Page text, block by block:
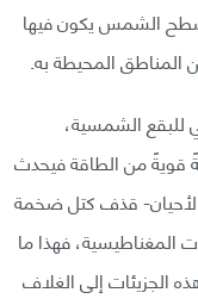
الشمس يكون فيها
المحيطة به.
للبقع الشمسية،
قويةً من الطاقة فيحدث
قذف كتل ضخمة
المغناطيسية، فهذا ما
الجزيئات إلى الغلاف